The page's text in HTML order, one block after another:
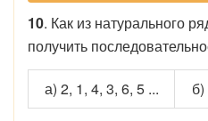
10. Как из натурального
получить
а) 2, 1, 4, 3, 6, 5 ...